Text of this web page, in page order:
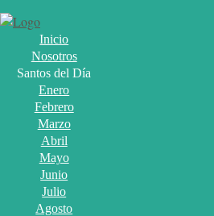
Inicio
Nosotros
Santos del Día
Enero
Febrero
Marzo
Abril
Mayo
Junio
Julio
Agosto